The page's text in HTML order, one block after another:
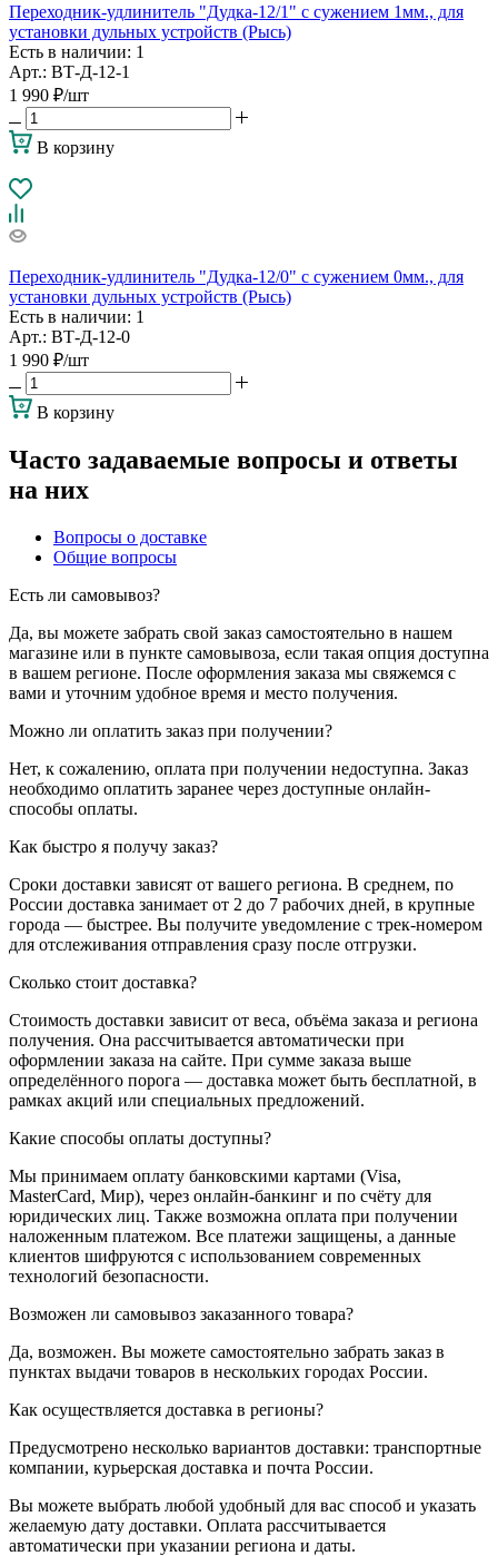
Переходник-удлинитель "Дудка-12/1" с сужением 1мм., для
установки дульных устройств (Рысь)
Есть в наличии: 1
Арт.: ВТ-Д-12-1
1 990 ₽/шт
В корзину
Переходник-удлинитель "Дудка-12/0" с сужением 0мм., для
установки дульных устройств (Рысь)
Есть в наличии: 1
Арт.: ВТ-Д-12-0
1 990 ₽/шт
В корзину
Часто задаваемые вопросы и ответы
на них
Вопросы о доставке
Общие вопросы
Есть ли самовывоз?
Да, вы можете забрать свой заказ самостоятельно в нашем
магазине или в пункте самовывоза, если такая опция доступна
в вашем регионе. После оформления заказа мы свяжемся с
вами и уточним удобное время и место получения.
Можно ли оплатить заказ при получении?
Нет, к сожалению, оплата при получении недоступна. Заказ
необходимо оплатить заранее через доступные онлайн-
способы оплаты.
Как быстро я получу заказ?
Сроки доставки зависят от вашего региона. В среднем, по
России доставка занимает от 2 до 7 рабочих дней, в крупные
города — быстрее. Вы получите уведомление с трек-номером
для отслеживания отправления сразу после отгрузки.
Сколько стоит доставка?
Стоимость доставки зависит от веса, объёма заказа и региона
получения. Она рассчитывается автоматически при
оформлении заказа на сайте. При сумме заказа выше
определённого порога — доставка может быть бесплатной, в
рамках акций или специальных предложений.
Какие способы оплаты доступны?
Мы принимаем оплату банковскими картами (Visa,
MasterCard, Мир), через онлайн-банкинг и по счёту для
юридических лиц. Также возможна оплата при получении
наложенным платежом. Все платежи защищены, а данные
клиентов шифруются с использованием современных
технологий безопасности.
Возможен ли самовывоз заказанного товара?
Да, возможен. Вы можете самостоятельно забрать заказ в
пунктах выдачи товаров в нескольких городах России.
Как осуществляется доставка в регионы?
Предусмотрено несколько вариантов доставки: транспортные
компании, курьерская доставка и почта России.
Вы можете выбрать любой удобный для вас способ и указать
желаемую дату доставки. Оплата рассчитывается
автоматически при указании региона и даты.